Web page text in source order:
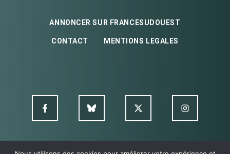
ANNONCER SUR FRANCESUDOUEST
CONTACT MENTIONS LEGALES